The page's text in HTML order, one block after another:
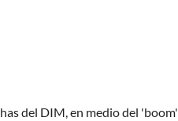
del DIM, en medio del